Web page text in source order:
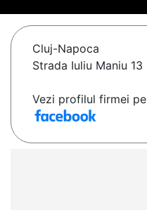
Cluj-Napoca
Strada Iuliu Maniu 13
Vezi profilul firmei pe